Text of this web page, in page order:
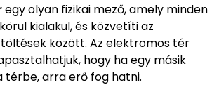
egy olyan fizikai mező, amely minden
kialakul, és közvetíti az
között. Az elektromos tér
hogy ha egy másik
térbe, arra erő fog hatni.